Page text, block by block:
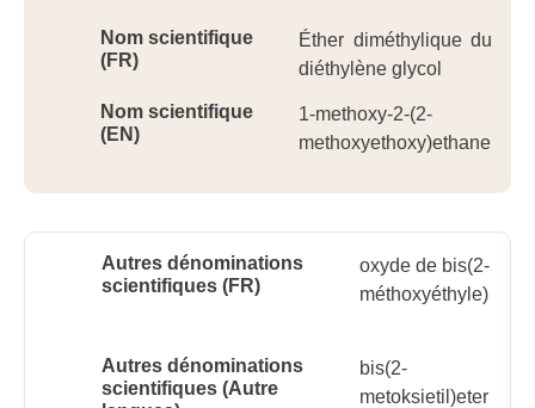
Nom scientifique
(FR)
Éther diméthylique du
diéthylène glycol
Nom scientifique
(EN)
1-methoxy-2-(2-
methoxyethoxy)ethane
Autres dénominations
scientifiques (FR)
oxyde de bis(2-
méthoxyéthyle)
Autres dénominations
scientifiques (Autre
bis(2-
metoksietil)eter